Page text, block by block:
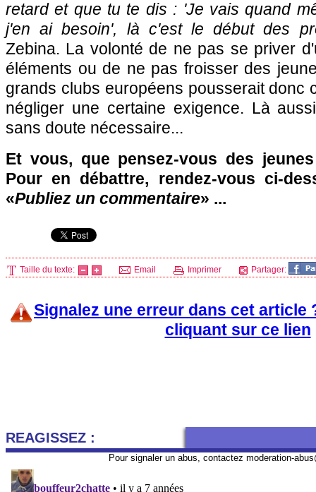
retard et que tu te dis : 'Je vais quand
j'en ai besoin', là c'est le début des
Zebina. La volonté de ne pas se priver
éléments ou de ne pas froisser des
grands clubs européens pousserait donc
négliger une certaine exigence. Là
sans doute nécessaire...
Et vous, que pensez-vous des
Pour en débattre, rendez-vous ci-
«Publiez un commentaire» ...
Taille du texte: Email Imprimer Partager:
Signalez une erreur dans cet article
cliquant sur ce lien
REAGISSEZ :
Pour signaler un abus, contactez moderation-